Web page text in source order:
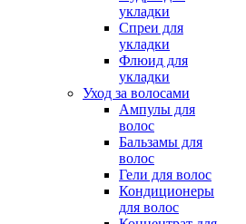
укладки
Спреи для
укладки
Флюид для
укладки
Уход за волосами
Ампулы для
волос
Бальзамы для
волос
Гели для волос
Кондиционеры
для волос